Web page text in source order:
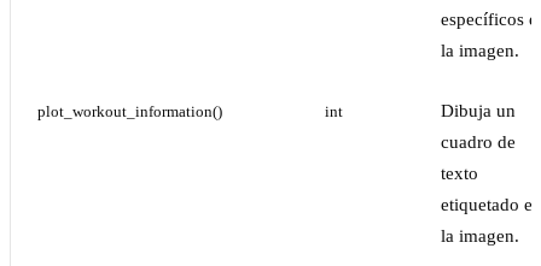
específicos
la imagen.
plot_workout_information() int
Dibuja un
cuadro de
texto
etiquetado en
la imagen.